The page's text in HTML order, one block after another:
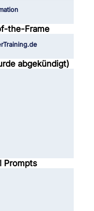
the-Frame
abgekündigt)
Prompts